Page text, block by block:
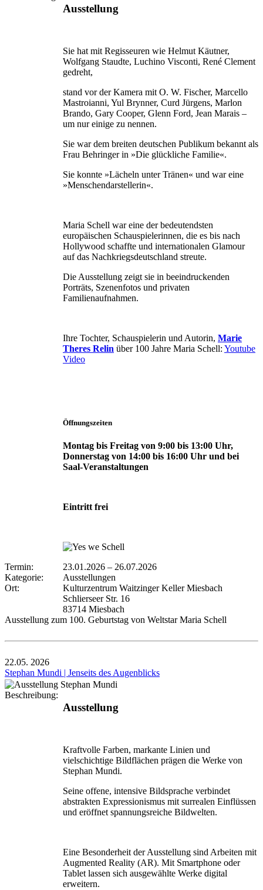
Ausstellung
Sie hat mit Regisseuren wie Helmut Käutner,
Wolfgang Staudte, Luchino Visconti, René Clement
gedreht,
stand vor der Kamera mit O. W. Fischer, Marcello
Mastroianni, Yul Brynner, Curd Jürgens, Marlon
Brando, Gary Cooper, Glenn Ford, Jean Marais –
um nur einige zu nennen.
Sie war dem breiten deutschen Publikum bekannt als
Frau Behringer in »Die glückliche Familie«.
Sie konnte »Lächeln unter Tränen« und war eine
»Menschendarstellerin«.
Maria Schell war eine der bedeutendsten
europäischen Schauspielerinnen, die es bis nach
Hollywood schaffte und internationalen Glamour
auf das Nachkriegsdeutschland streute.
Die Ausstellung zeigt sie in beeindruckenden
Porträts, Szenenfotos und privaten
Familienaufnahmen.
Ihre Tochter, Schauspielerin und Autorin, Marie
Theres Relin über 100 Jahre Maria Schell: Youtube
Video
Öffnungszeiten
Montag bis Freitag von 9:00 bis 13:00 Uhr,
Donnerstag von 14:00 bis 16:00 Uhr und bei
Saal-Veranstaltungen
Eintritt frei
Termin: 23.01.2026 – 26.07.2026
Kategorie:
Ausstellungen
Ort:
Kulturzentrum Waitzinger Keller Miesbach
Schlierseer Str. 16
83714 Miesbach
Ausstellung zum 100. Geburtstag von Weltstar Maria Schell
22.05. 2026
Stephan Mundi | Jenseits des Augenblicks
Beschreibung:
Ausstellung
Kraftvolle Farben, markante Linien und
vielschichtige Bildflächen prägen die Werke von
Stephan Mundi.
Seine offene, intensive Bildsprache verbindet
abstrakten Expressionismus mit surrealen Einflüssen
und eröffnet spannungsreiche Bildwelten.
Eine Besonderheit der Ausstellung sind Arbeiten mit
Augmented Reality (AR). Mit Smartphone oder
Tablet lassen sich ausgewählte Werke digital
erweitern.